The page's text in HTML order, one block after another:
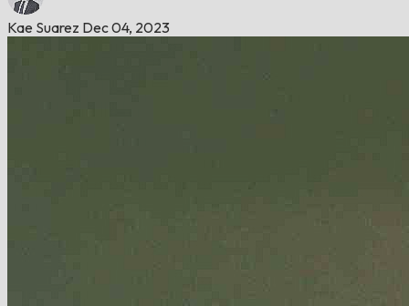
Kae Suarez Dec 04, 2023